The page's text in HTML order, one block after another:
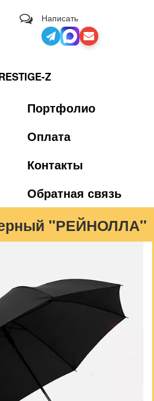
Написать
Z
Портфолио
Оплата
Контакты
Обратная связь
"РЕЙНОЛЛА"